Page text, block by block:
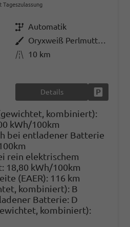
Tageszulassung
GetriebeAutomatik
Außenfarbe
Oryxweiß Perlmutteffekt
Kilometerstand 10 km
Details
kombiniert):
kWh/100km
bei entladener Batterie
rein elektrischem
18,80 kWh/100km
(EAER): 116 km
kombiniert): B
Batterie: D
kombiniert):